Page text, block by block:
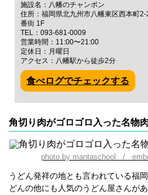
施設名：八幡のチャンポン
住所：福岡県北九州市八幡東区西本町
番街 1F
TEL：093-681-0009
営業時間：11:00〜21:00
定休日：月曜日
アクセス：八幡駅から徒歩2分
食べログでチェックする
角切り肉がゴロゴロ入った名物
photo by mantaschool /
うどん発祥の地とも言われている福
どんの他にも人気のうどん屋さんが